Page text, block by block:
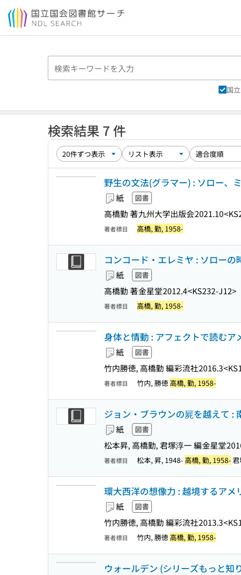
本文へ移動
国
検索結果 7 件
野生の文法(グラマー) : ソロー、
紙 図書
高橋勤 著九州大学出版会2021.10
著者標目 高橋, 勤, 1958-
コンコード・エレミヤ : ソローの
紙 図書
高橋勤 著金星堂2012.4<KS232-J12>
著者標目 高橋, 勤, 1958-
身体と情動 : アフェクトで読むア
紙 図書
竹内勝徳, 高橋勤 編彩流社2016.3
著者標目 竹内, 勝徳 高橋, 勤, 1958-
ジョン・ブラウンの屍を越えて :
紙 図書
松本昇, 高橋勤, 君塚淳一 編金星堂
著者標目 松本, 昇, 1948- 高橋, 勤, 1958-
環大西洋の想像力 : 越境するアメ
紙 図書
竹内勝徳, 高橋勤 編彩流社2013.3
著者標目 竹内, 勝徳 高橋, 勤, 1958-
ウォールデン (シリーズもっと知